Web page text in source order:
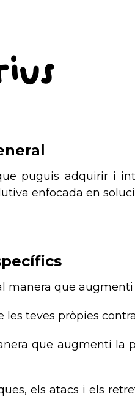
puguis adquirir i
enfocada en
manera que
les teves pròpies
que augmenti la
els atacs i els